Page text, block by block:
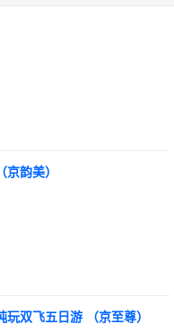
韵美）
双飞五日游 （京至尊）